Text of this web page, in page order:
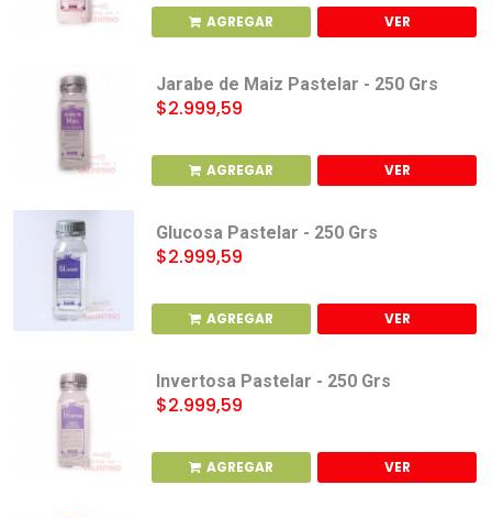
AGREGAR VER
Jarabe de Maiz Pastelar - 250 Grs
$2.999,59
AGREGAR VER
Glucosa Pastelar - 250 Grs
$2.999,59
AGREGAR VER
Invertosa Pastelar - 250 Grs
$2.999,59
AGREGAR VER